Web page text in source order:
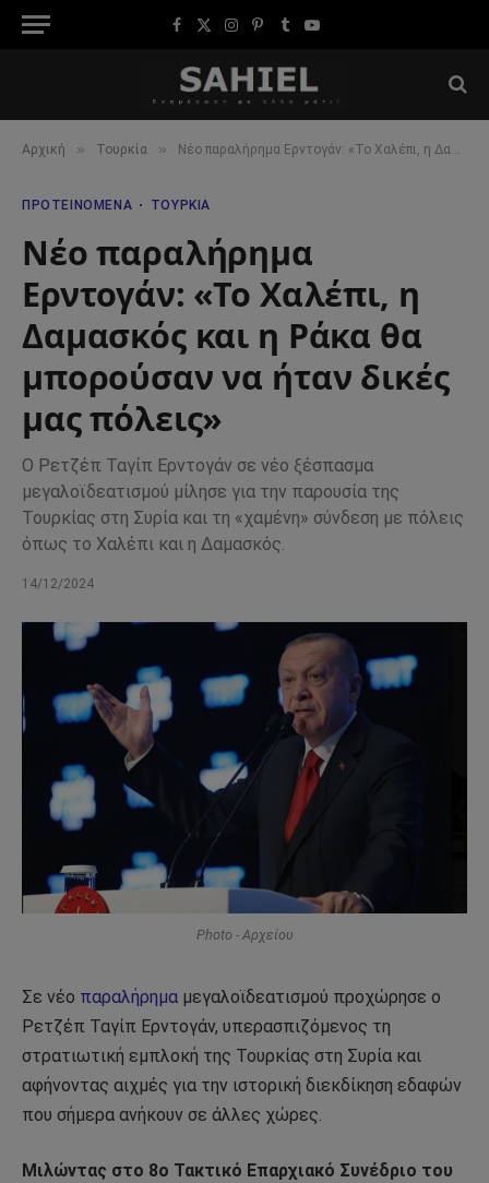
Facebook
X
Instagram
Pinterest
TumblrYouTube
Αρχική » Τουρκία » Νέο παραλήρημα Ερντογάν: «Το Χαλέπι, η Δαμασκός και η Ράκα θα μπορούσαν να ήταν δικές μας πόλεις»
ΠΡΟΤΕΙΝΌΜΕΝΑ ΤΟΥΡΚΊΑ
Νέο παραλήρημα
Ερντογάν: «Το Χαλέπι, η
Δαμασκός και η Ράκα θα
μπορούσαν να ήταν δικές
μας πόλεις»
Ο Ρετζέπ Ταγίπ Ερντογάν σε νέο ξέσπασμα
μεγαλοϊδεατισμού μίλησε για την παρουσία της
Τουρκίας στη Συρία και τη «χαμένη» σύνδεση με πόλεις
όπως το Χαλέπι και η Δαμασκός.
14/12/2024
Photo - Αρχείου
Σε νέο παραλήρημα μεγαλοϊδεατισμού προχώρησε ο
Ρετζέπ Ταγίπ Ερντογάν, υπερασπιζόμενος τη
στρατιωτική εμπλοκή της Τουρκίας στη Συρία και
αφήνοντας αιχμές για την ιστορική διεκδίκηση εδαφών
που σήμερα ανήκουν σε άλλες χώρες.
Μιλώντας στο 8ο Τακτικό Επαρχιακό Συνέδριο του